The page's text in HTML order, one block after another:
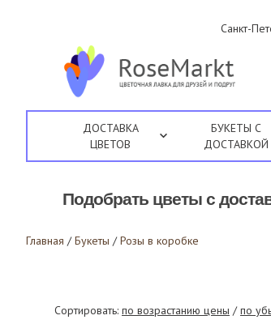
Санкт-
ДОСТАВКА
ЦВЕТОВ
БУКЕТЫ С
ДОСТАВКОЙ
Подобрать цветы с
Главная / Букеты / Розы в коробке
Сортировать: по возрастанию цены /по